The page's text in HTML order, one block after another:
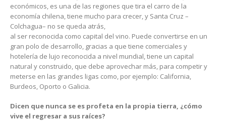
económicos, es una de las regiones que tira el carro de la
economía chilena, tiene mucho para crecer, y Santa Cruz –
Colchagua– no se queda atrás,
al ser reconocida como capital del vino. Puede convertirse en un
gran polo de desarrollo, gracias a que tiene comerciales y
hotelería de lujo reconocida a nivel mundial, tiene un capital
natural y construido, que debe aprovechar más, para competir y
meterse en las grandes ligas como, por ejemplo: California,
Burdeos, Oporto o Galicia.
Dicen que nunca se es profeta en la propia tierra, ¿cómo
vive el regresar a sus raíces?